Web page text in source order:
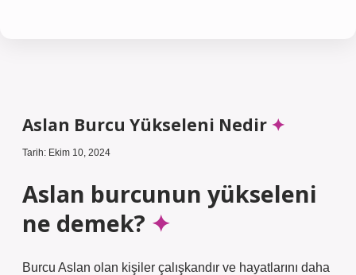
Aslan Burcu Yükseleni Nedir
Tarih: Ekim 10, 2024
Aslan burcunun yükseleni
ne demek?
Burcu Aslan olan kişiler çalışkandır ve hayatlarını daha